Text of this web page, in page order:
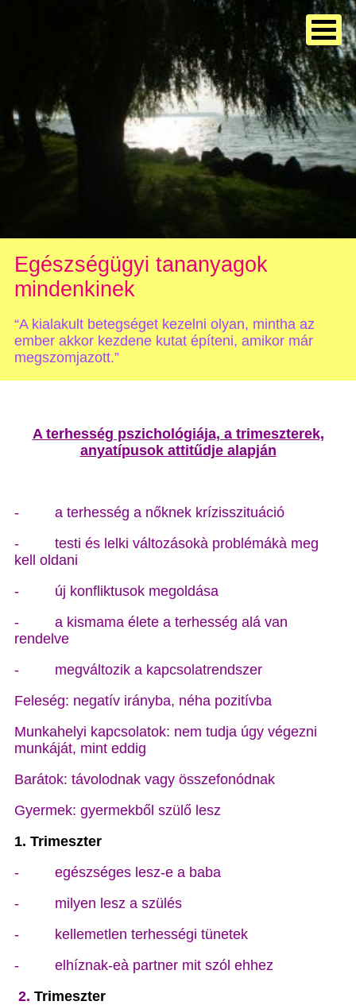
Egészségügyi tananyagok
mindenkinek
“A kialakult betegséget kezelni olyan, mintha az
ember akkor kezdene kutat építeni, amikor már
megszomjazott.”
A terhesség pszichológiája, a trimeszterek,
anyatípusok attitűdje alapján
- a terhesség a nőknek krízisszituáció
- testi és lelki változásokà problémákà meg
kell oldani
- új konfliktusok megoldása
- a kismama élete a terhesség alá van
rendelve
- megváltozik a kapcsolatrendszer
Feleség: negatív irányba, néha pozitívba
Munkahelyi kapcsolatok: nem tudja úgy végezni
munkáját, mint eddig
Barátok: távolodnak vagy összefonódnak
Gyermek: gyermekből szülő lesz
1. Trimeszter
- egészséges lesz-e a baba
- milyen lesz a szülés
- kellemetlen terhességi tünetek
- elhíznak-eà partner mit szól ehhez
2. Trimeszter